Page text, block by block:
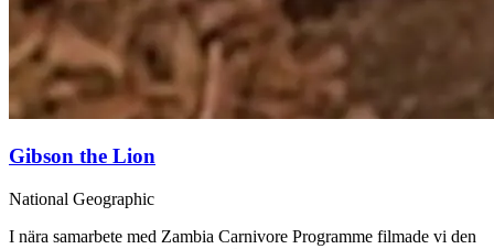
Gibson the Lion
National Geographic
I nära samarbete med Zambia Carnivore Programme filmade vi den